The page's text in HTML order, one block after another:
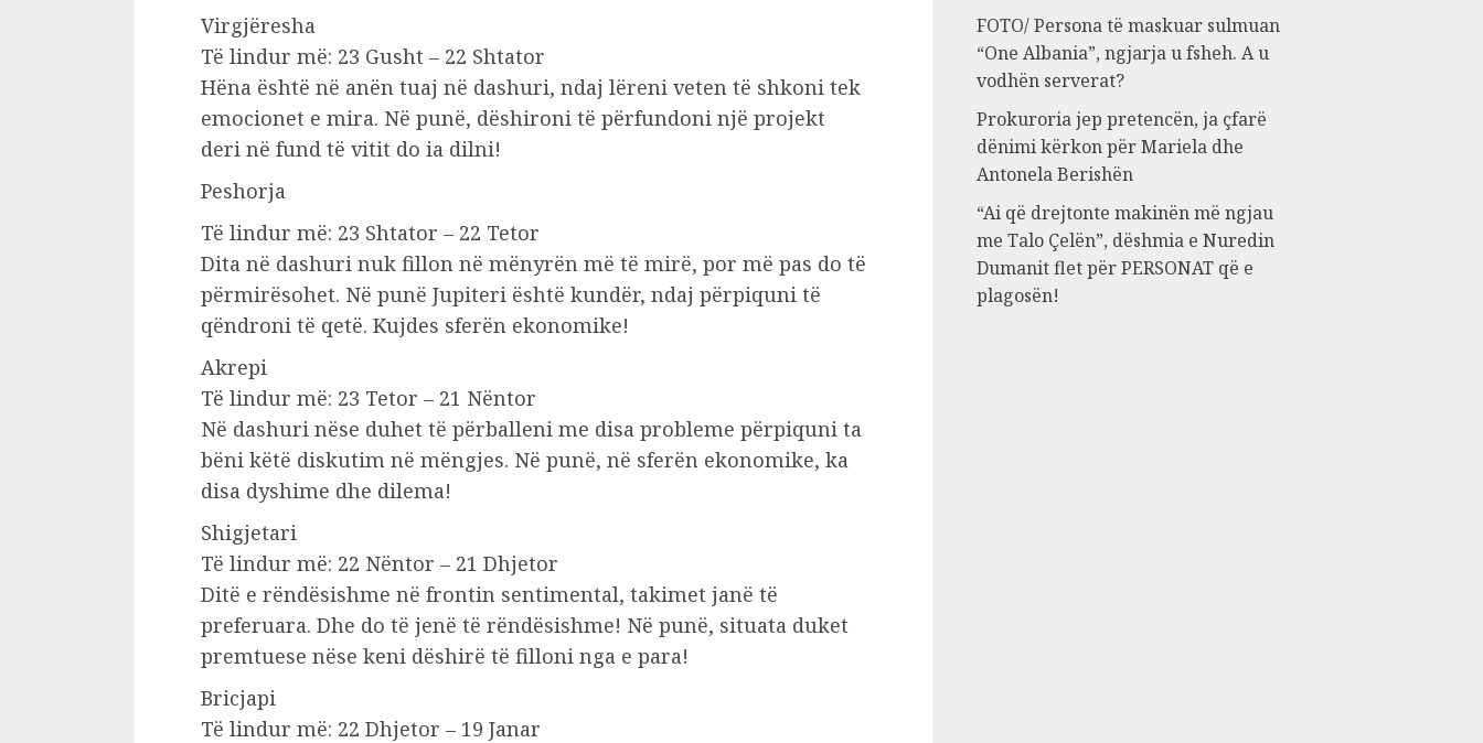
Virgjëresha
Të lindur më: 23 Gusht – 22 Shtator
Hëna është në anën tuaj në dashuri, ndaj lëreni veten të shkoni tek
emocionet e mira. Në punë, dëshironi të përfundoni një projekt
deri në fund të vitit do ia dilni!
Peshorja
Të lindur më: 23 Shtator – 22 Tetor
Dita në dashuri nuk fillon në mënyrën më të mirë, por më pas do të
përmirësohet. Në punë Jupiteri është kundër, ndaj përpiquni të
qëndroni të qetë. Kujdes sferën ekonomike!
Akrepi
Të lindur më: 23 Tetor – 21 Nëntor
Në dashuri nëse duhet të përballeni me disa probleme përpiquni ta
bëni këtë diskutim në mëngjes. Në punë, në sferën ekonomike, ka
disa dyshime dhe dilema!
Shigjetari
Të lindur më: 22 Nëntor – 21 Dhjetor
Ditë e rëndësishme në frontin sentimental, takimet janë të
preferuara. Dhe do të jenë të rëndësishme! Në punë, situata duket
premtuese nëse keni dëshirë të filloni nga e para!
Bricjapi
Të lindur më: 22 Dhjetor – 19 Janar
FOTO/ Persona të maskuar sulmuan
“One Albania”, ngjarja u fsheh. A u
vodhën serverat?
Prokuroria jep pretencën, ja çfarë
dënimi kërkon për Mariela dhe
Antonela Berishën
“Ai që drejtonte makinën më ngjau
me Talo Çelën”, dëshmia e Nuredin
Dumanit flet për PERSONAT që e
plagosën!